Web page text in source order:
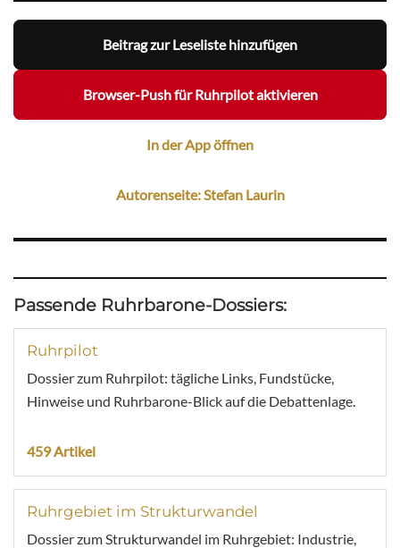
Beitrag zur Leseliste hinzufügen
Browser-Push für Ruhrpilot aktivieren
In der App öffnen
Autorenseite: Stefan Laurin
Passende Ruhrbarone-Dossiers:
Ruhrpilot
Dossier zum Ruhrpilot: tägliche Links, Fundstücke,
Hinweise und Ruhrbarone-Blick auf die Debattenlage.
459 Artikel
Ruhrgebiet im Strukturwandel
Dossier zum Strukturwandel im Ruhrgebiet: Industrie,